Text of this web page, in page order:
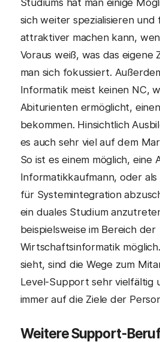
Studiums hat man einige
sich weiter spezialisieren
attraktiver machen kann,
Voraus weiß, was das eigene
man sich fokussiert.
Informatik meist keinen NC,
Abiturienten ermöglicht,
bekommen. Hinsichtlich
es auch sehr viel auf dem
So ist es einem möglich, eine
Informatikkaufmann, oder
für Systemintegration
ein duales Studium
beispielsweise im Bereich der
Wirtschaftsinformatik
sieht, sind die Wege zum
Level-Support sehr vielfältig
immer auf die Ziele der
Weitere Support-